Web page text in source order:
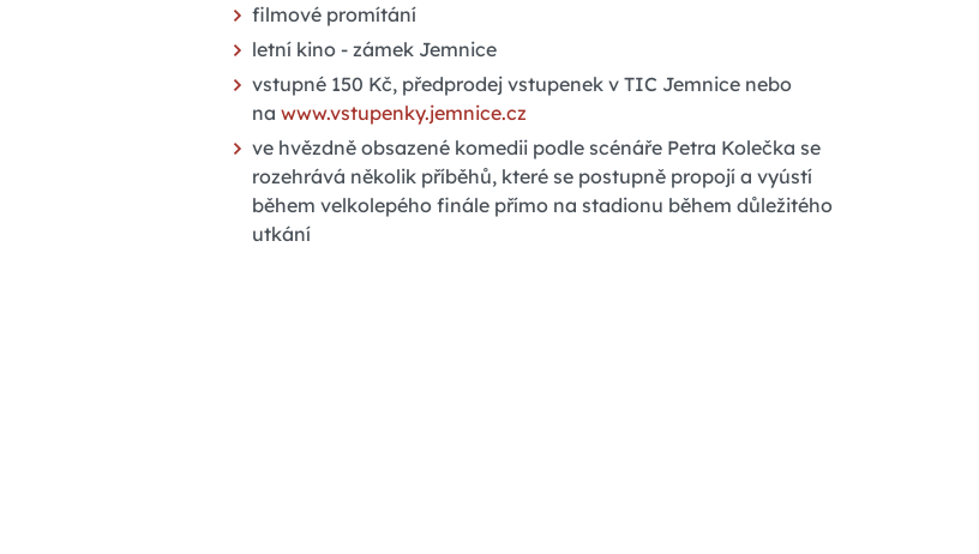
filmové promítání
letní kino - zámek Jemnice
vstupné 150 Kč, předprodej vstupenek v TIC Jemnice nebo
na www.vstupenky.jemnice.cz
ve hvězdně obsazené komedii podle scénáře Petra Kolečka se
rozehrává několik příběhů, které se postupně propojí a vyústí
během velkolepého finále přímo na stadionu během důležitého
utkání